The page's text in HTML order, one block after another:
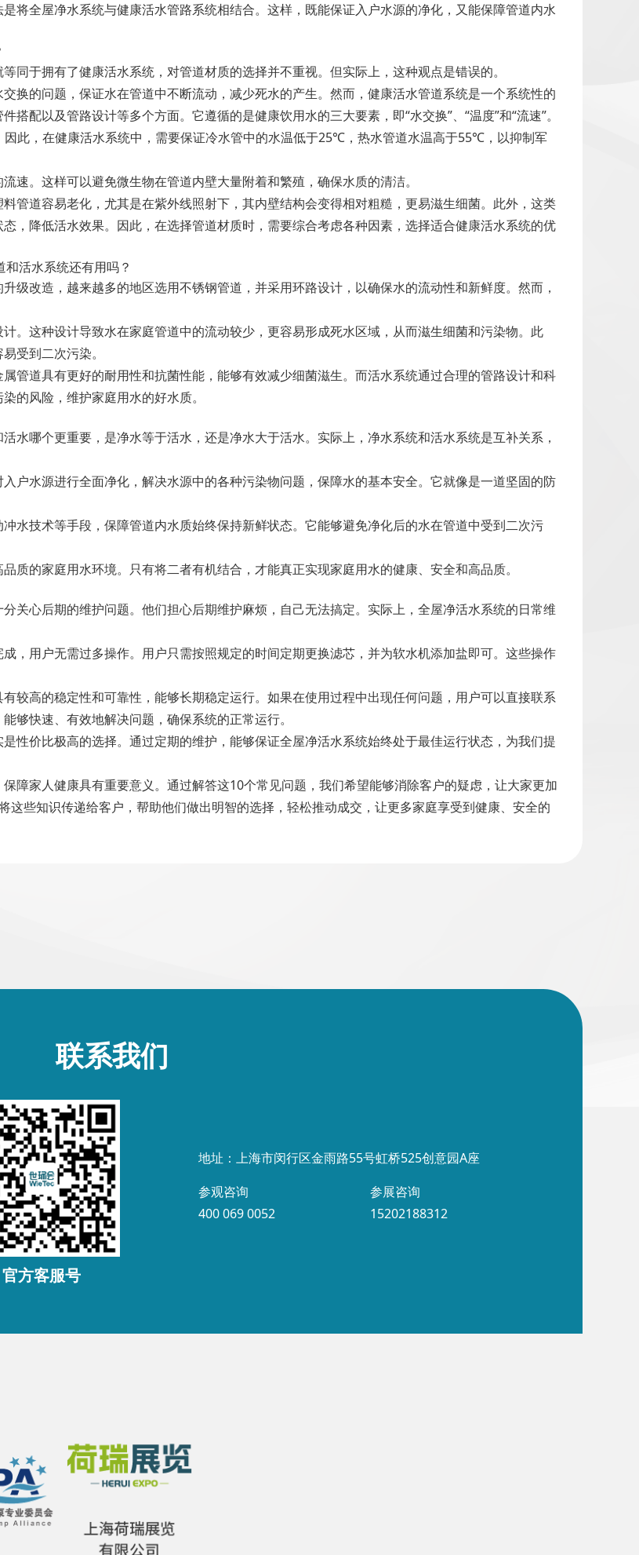
将全屋净水系统与健康活水管路系统相结合。这样，既能保证入户水源的净化，又能保障管道内水
同于拥有了健康活水系统，对管道材质的选择并不重视。但实际上，这种观点是错误的。
换的问题，保证水在管道中不断流动，减少死水的产生。然而，健康活水管道系统是一个系统性的
配以及管路设计等多个方面。它遵循的是健康饮用水的三大要素，即“水交换”、“温度”和“流速”。
此，在健康活水系统中，需要保证冷水管中的水温低于25℃，热水管道水温高于55℃，以抑制军
速。这样可以避免微生物在管道内壁大量附着和繁殖，确保水质的清洁。
管道容易老化，尤其是在紫外线照射下，其内壁结构会变得相对粗糙，更易滋生细菌。此外，这类
，降低活水效果。因此，在选择管道材质时，需要综合考虑各种因素，选择适合健康活水系统的优
活水系统还有用吗？
级改造，越来越多的地区选用不锈钢管道，并采用环路设计，以确保水的流动性和新鲜度。然而，
。这种设计导致水在家庭管道中的流动较少，更容易形成死水区域，从而滋生细菌和污染物。此
受到二次污染。
管道具有更好的耐用性和抗菌性能，能够有效减少细菌滋生。而活水系统通过合理的管路设计和科
的风险，维护家庭用水的好水质。
水哪个更重要，是净水等于活水，还是净水大于活水。实际上，净水系统和活水系统是互补关系，
户水源进行全面净化，解决水源中的各种污染物问题，保障水的基本安全。它就像是一道坚固的防
水技术等手段，保障管道内水质始终保持新鲜状态。它能够避免净化后的水在管道中受到二次污
质的家庭用水环境。只有将二者有机结合，才能真正实现家庭用水的健康、安全和高品质。
关心后期的维护问题。他们担心后期维护麻烦，自己无法搞定。实际上，全屋净活水系统的日常维
，用户无需过多操作。用户只需按照规定的时间定期更换滤芯，并为软水机添加盐即可。这些操作
较高的稳定性和可靠性，能够长期稳定运行。如果在使用过程中出现任何问题，用户可以直接联系
够快速、有效地解决问题，确保系统的正常运行。
性价比极高的选择。通过定期的维护，能够保证全屋净活水系统始终处于最佳运行状态，为我们提
障家人健康具有重要意义。通过解答这10个常见问题，我们希望能够消除客户的疑虑，让大家更加
些知识传递给客户，帮助他们做出明智的选择，轻松推动成交，让更多家庭享受到健康、安全的
联系我们
官方客服号
地址：上海市闵行区金雨路55号虹桥525创意园A座
参观咨询
400 069 0052
参展咨询
15202188312